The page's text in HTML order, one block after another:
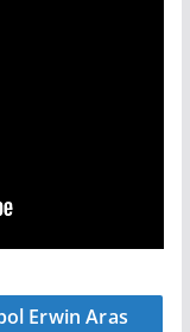
Erwin Aras